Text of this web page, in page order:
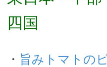
四国
・ 旨みトマトの